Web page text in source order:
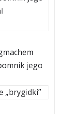
jego
„brygidki”